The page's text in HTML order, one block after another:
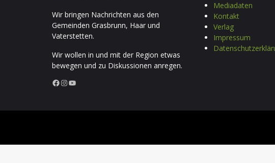
Wir bringen Nachrichten aus den
Gemeinden Grasbrunn, Haar und
Vaterstetten.
Wir wollen in und mit der Region etwas
bewegen und zu Diskussionen anregen.
Facebook InstagramYouTube
Mediadaten
Kontakt
Verlag
Impressum